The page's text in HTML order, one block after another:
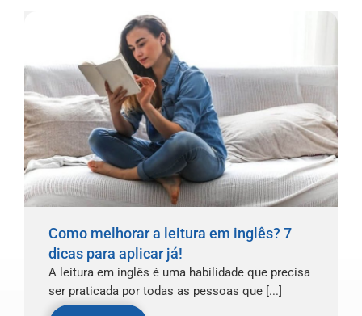
Como melhorar a leitura em inglês? 7
dicas para aplicar já!
A leitura em inglês é uma habilidade que precisa
ser praticada por todas as pessoas que [...]